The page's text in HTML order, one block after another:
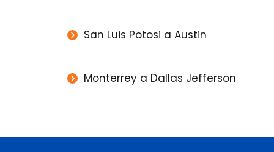
San Luis Potosi a Austin
Monterrey a Dallas Jefferson